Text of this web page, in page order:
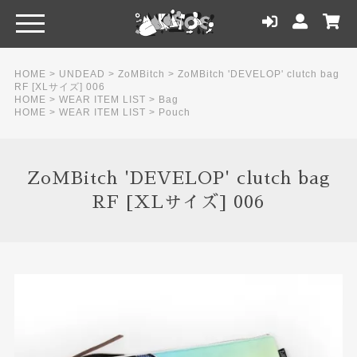
HOME > UNDEAD > ZoMBitch > ZoMBitch 'DEVELOP' clutch bag
RF [XLサイズ] 006
HOME > WEAR ITEM LIST > Bag
HOME > WEAR ITEM LIST > Pouch
ZoMBitch 'DEVELOP' clutch bag
RF [XLサイズ] 006